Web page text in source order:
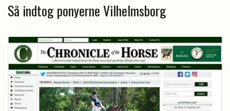
Så indtog ponyerne Vilhelmsborg